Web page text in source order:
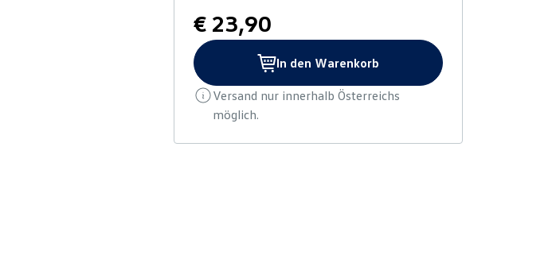
€ 23,90
In den Warenkorb
Versand nur innerhalb Österreichs
möglich.